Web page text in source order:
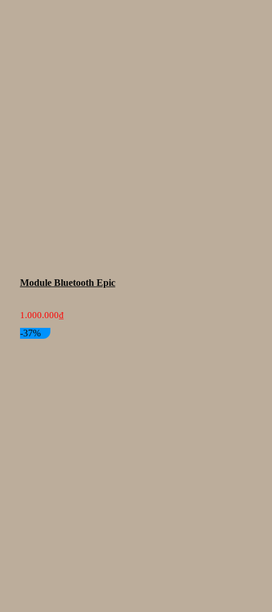
Module Bluetooth Epic
1.000.000₫
-37%